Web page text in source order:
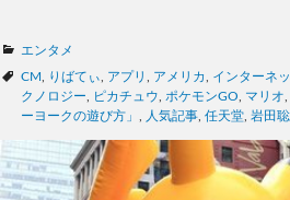
カ
テ
ゴ
エンタメ
タ
グ
CM りばてぃ アプリ アメリカ インターネ
クノロジー
ピカチュウ ポケモンGO マリオ
ーヨークの遊び方」
人気記事 任天堂 岩田聡